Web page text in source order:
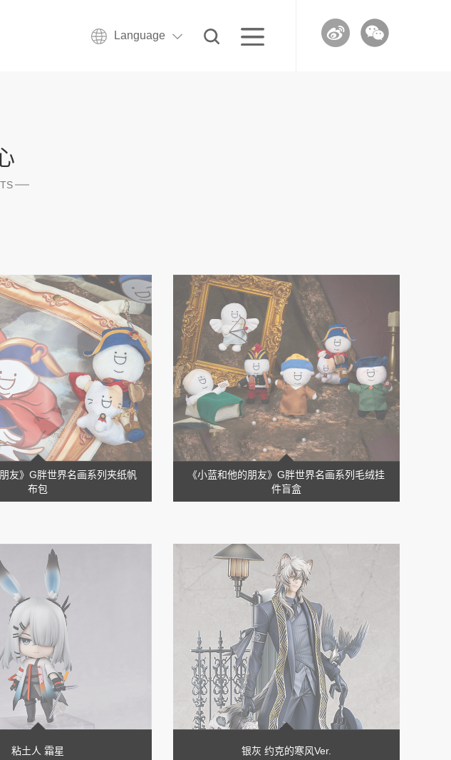
Language
友》G胖世界名画系列夹纸帆
布包
《小蓝和他的朋友》G胖世界名画系列毛绒挂
件盲盒
粘土人 霜星 银灰 约克的寒风Ver.